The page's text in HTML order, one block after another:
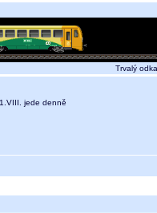
Trvalý
jede denně